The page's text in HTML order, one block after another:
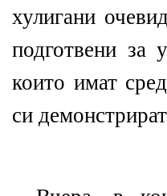
хулигани
подготвени за
които имат
си